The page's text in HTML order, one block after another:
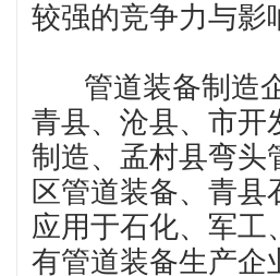
较强的竞争力与影
管道装备制造企
青县、沧县、市开
制造、孟村县弯头
区管道装备、青
应用于石化、军工
有管道装备生产企